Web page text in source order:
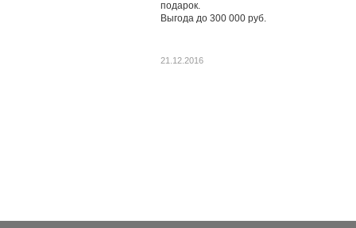
подарок.
Выгода до 300 000 руб.
21.12.2016